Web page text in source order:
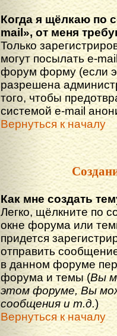
Когда я щёлкаю по
mail», от меня
Только
могут посылать e-
форум форму (если
разрешена
того, чтобы
системой e-mail
Вернуться к началу
Как мне создать
Легко, щёлкните по
окне форума или
придется
отправить
в данном форуме
форума и темы (Вы
этом форуме, Вы
сообщения и т.д.)
Вернуться к началу